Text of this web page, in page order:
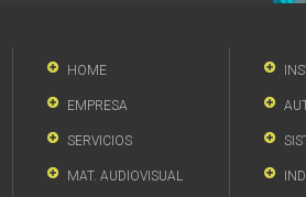
HOME
EMPRESA
SERVICIOS
MAT. AUDIOVISUAL